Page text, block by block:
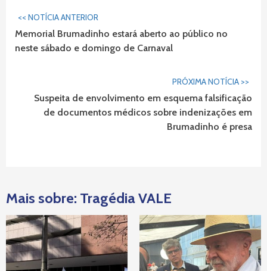
Continuar
Lendo...
<< NOTÍCIA ANTERIOR
Memorial Brumadinho estará aberto ao público no
neste sábado e domingo de Carnaval
PRÓXIMA NOTÍCIA >>
Suspeita de envolvimento em esquema falsificação
de documentos médicos sobre indenizações em
Brumadinho é presa
Mais sobre: Tragédia VALE